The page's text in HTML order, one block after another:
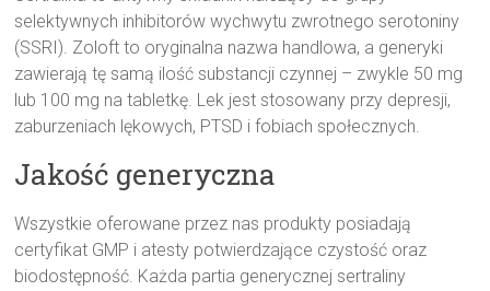
selektywnych inhibitorów wychwytu zwrotnego serotoniny
(SSRI). Zoloft to oryginalna nazwa handlowa, a generyki
zawierają tę samą ilość substancji czynnej – zwykle 50 mg
lub 100 mg na tabletkę. Lek jest stosowany przy depresji,
zaburzeniach lękowych, PTSD i fobiach społecznych.
Jakość generyczna
Wszystkie oferowane przez nas produkty posiadają
certyfikat GMP i atesty potwierdzające czystość oraz
biodostępność. Każda partia generycznej sertraliny